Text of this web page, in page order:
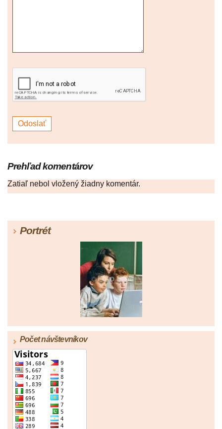
Prehľad komentárov
Zatiaľ nebol vložený žiadny komentár.
Portrét
Počet návštevníkov